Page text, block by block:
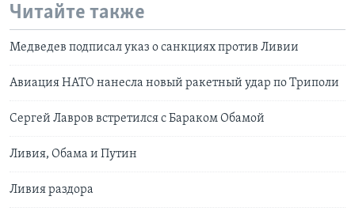
Читайте также
Медведев подписал указ о санкциях против Ливии
Авиация НАТО нанесла новый ракетный удар по Триполи
Сергей Лавров встретился с Бараком Обамой
Ливия, Обама и Путин
Ливия раздора